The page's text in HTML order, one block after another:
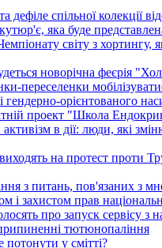
дефіле спільної колекції
яка буде
світу з хортингу,
новорічна феєрія
переселенки
гендерно-орієнтованого
проект "Школа
в дії: люди, які
на протест проти
з питань, пов'язаних з
і захистом прав
про запуск сервісу з
тютюнопаління
потонути у смітті?